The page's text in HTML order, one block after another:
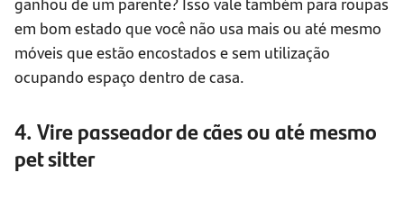
em bom estado que você não usa mais ou até mesmo
móveis que estão encostados e sem utilização
ocupando espaço dentro de casa.
4. Vire passeador de cães ou até mesmo
pet sitter